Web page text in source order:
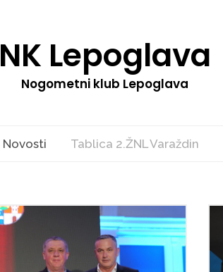
NK Lepoglava
Nogometni klub Lepoglava
Novosti Tablica 2.ŽNL Varaždin